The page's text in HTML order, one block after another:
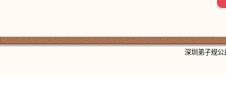
深圳弟子规